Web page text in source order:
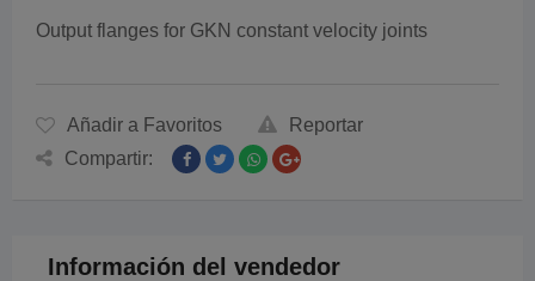
Output flanges for GKN constant velocity joints
Añadir a Favoritos
Reportar
Compartir:
Información del vendedor